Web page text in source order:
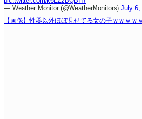
— Weather Monitor (@WeatherMonitors) July 6,
【画像】性器以外ほぼ見せてる女の子ｗｗｗｗ